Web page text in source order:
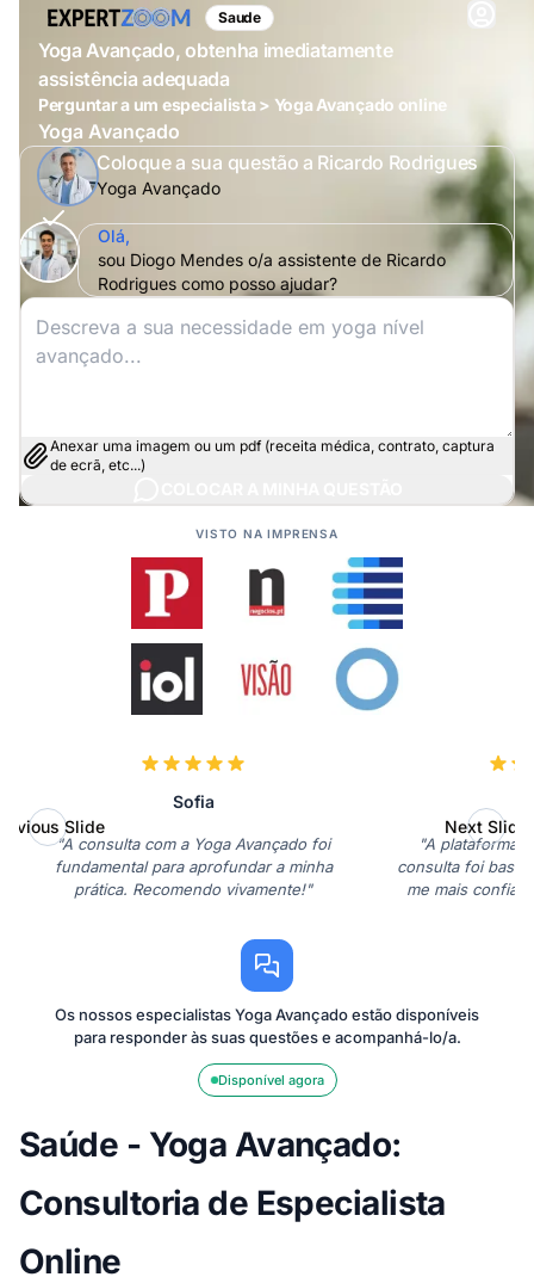
Saude
Yoga Avançado, obtenha imediatamente
assistência adequada
Perguntar a um especialista > Yoga Avançado online
Yoga Avançado
Coloque a sua questão a Ricardo Rodrigues
Yoga Avançado
Olá,
sou Diogo Mendes o/a assistente de Ricardo
Rodrigues como posso ajudar?
Anexar uma imagem ou um pdf (receita médica, contrato, captura
de ecrã, etc...)
VISTO NA IMPRENSA
Sofia
"A consulta com a Yoga Avançado foi
fundamental para aprofundar a minha
prática. Recomendo vivamente!"
"A plataforma
consulta foi
me mais
Slide Next Slide
Os nossos especialistas Yoga Avançado estão disponíveis
para responder às suas questões e acompanhá-lo/a.
Disponível agora
Saúde - Yoga Avançado:
Consultoria de Especialista
Online